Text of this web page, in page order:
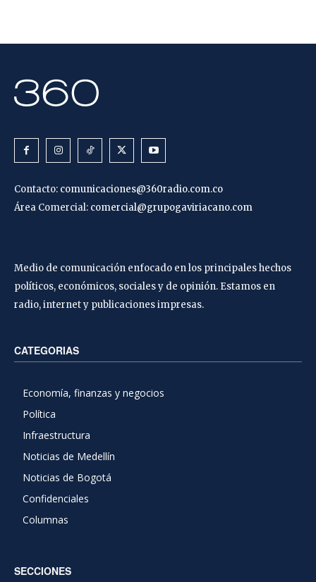
Contacto: comunicaciones@360radio.com.co
Área Comercial: comercial@grupogaviriacano.com
Medio de comunicación enfocado en los principales hechos
políticos, económicos, sociales y de opinión. Estamos en
radio, internet y publicaciones impresas.
CATEGORIAS
Economía, finanzas y negocios
Política
Infraestructura
Noticias de Medellín
Noticias de Bogotá
Confidenciales
Columnas
SECCIONES